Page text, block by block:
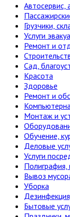
Автосервис,
Грузчики,
Услуги
Ремонт и
Сад,
Красота
Здоровье
Ремонт и
Монтаж и
Обучение,
Деловые
Услуги
Полиграфия,
Вывоз
Уборка
Бытовые